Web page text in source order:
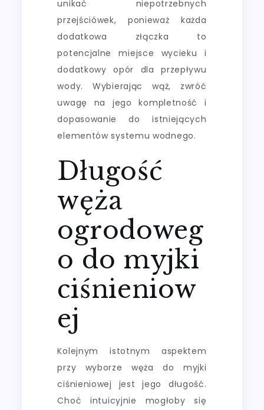
unikać niepotrzebnych
przejściówek, ponieważ każda
dodatkowa złączka to
potencjalne miejsce wycieku i
dodatkowy opór dla przepływu
wody. Wybierając wąż, zwróć
uwagę na jego kompletność i
dopasowanie do istniejących
elementów systemu wodnego.
Długość
węża
ogrodoweg
o do myjki
ciśnieniow
ej
Kolejnym istotnym aspektem
przy wyborze węża do myjki
ciśnieniowej jest jego długość.
Choć intuicyjnie mogłoby się